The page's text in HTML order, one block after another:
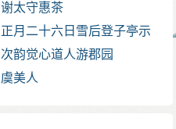
谢太守惠茶
正月二十六日雪后登子亭示
道祖
次韵觉心道人游郡园
虞美人